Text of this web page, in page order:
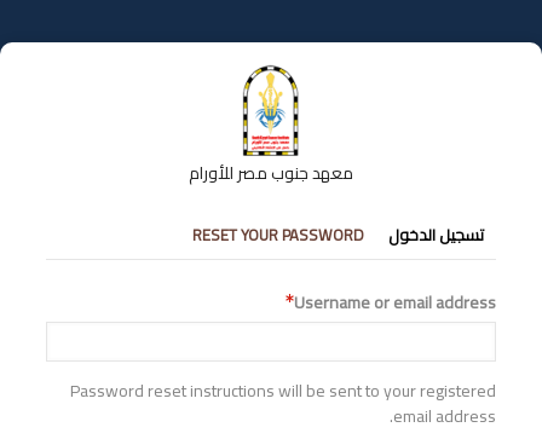
إلى
المحتوى
معهد جنوب مصر للأورام
التبويبات
الأساسية
تسجيل الدخول RESET YOUR PASSWORD
Username or email address
Password reset instructions will be sent to your registered
email address.